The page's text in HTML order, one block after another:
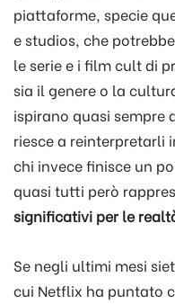
piattaforme, specie
e studios, che
le serie e i film cult di
sia il genere o la
ispirano quasi sempre
riesce a reinterpretarli
chi invece finisce un
quasi tutti però
significativi per le
Se negli ultimi mesi
cui Netflix ha puntato